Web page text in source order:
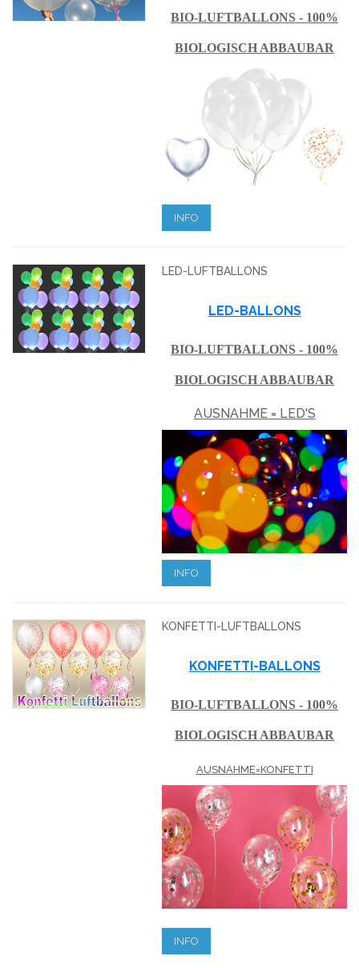
BIO-LUFTBALLONS - 100%
BIOLOGISCH ABBAUBAR
INFO
LED-LUFTBALLONS
LED-BALLONS
BIO-LUFTBALLONS - 100%
BIOLOGISCH ABBAUBAR
AUSNAHME = LED'S
INFO
KONFETTI-LUFTBALLONS
KONFETTI-BALLONS
BIO-LUFTBALLONS - 100%
BIOLOGISCH ABBAUBAR
AUSNAHME=KONFETTI
INFO